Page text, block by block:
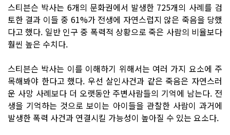
스티븐슨 박사는 6개의 문화권에서 발생한 725개의 사례를 검
토한 결과 이들 중 61%가 전생에 자연스럽지 않은 죽음을 당했
다고 했다. 일반 인구 중 폭력적 상황으로 죽은 사람의 비율보다
훨씬 높은 수치다.
스티븐슨 박사는 이를 이해하기 위해서는 여러 가지 요소에 주
목해봐야 한다고 했다. 우선 살인사건과 같은 죽음은 자연스러
운 사망 사례보다 더 오랫동안 주변사람들의 기억에 남는다. 전
생을 기억하는 것으로 보이는 아이들을 관찰한 사람이 과거에
발생한 폭력 사건과 연결시킬 가능성이 높아질 수 있는 요소다.